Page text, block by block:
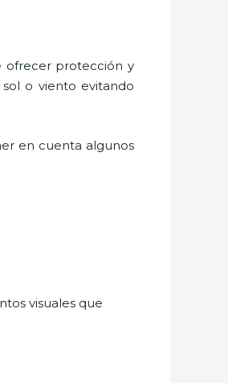
ofrecer protección y
o viento evitando
en cuenta algunos
visuales que